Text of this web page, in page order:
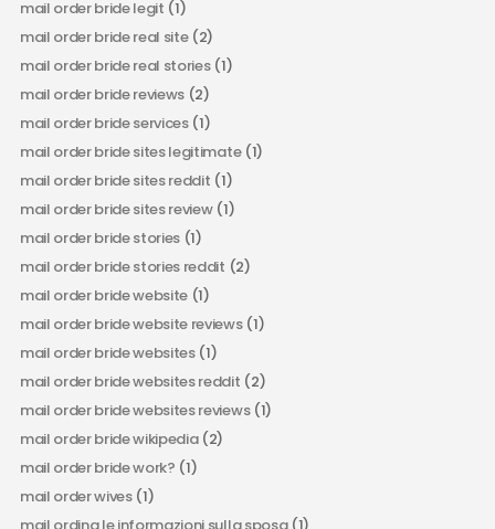
mail order bride legit (1)
mail order bride real site(2)
mail order bride real stories(1)
mail order bride reviews (2)
mail order bride services(1)
mail order bride sites legitimate(1)
mail order bride sites reddit (1)
mail order bride sites review(1)
mail order bride stories (1)
mail order bride stories reddit (2)
mail order bride website (1)
mail order bride website reviews(1)
mail order bride websites(1)
mail order bride websites reddit (2)
mail order bride websites reviews(1)
mail order bride wikipedia(2)
mail order bride work? (1)
mail order wives(1)